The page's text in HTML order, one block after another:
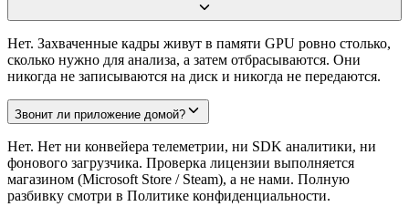
Нет. Захваченные кадры живут в памяти GPU ровно столько,
сколько нужно для анализа, а затем отбрасываются. Они
никогда не записываются на диск и никогда не передаются.
Звонит ли приложение домой?
Нет. Нет ни конвейера телеметрии, ни SDK аналитики, ни
фонового загрузчика. Проверка лицензии выполняется
магазином (Microsoft Store / Steam), а не нами. Полную
разбивку смотри в Политике конфиденциальности.